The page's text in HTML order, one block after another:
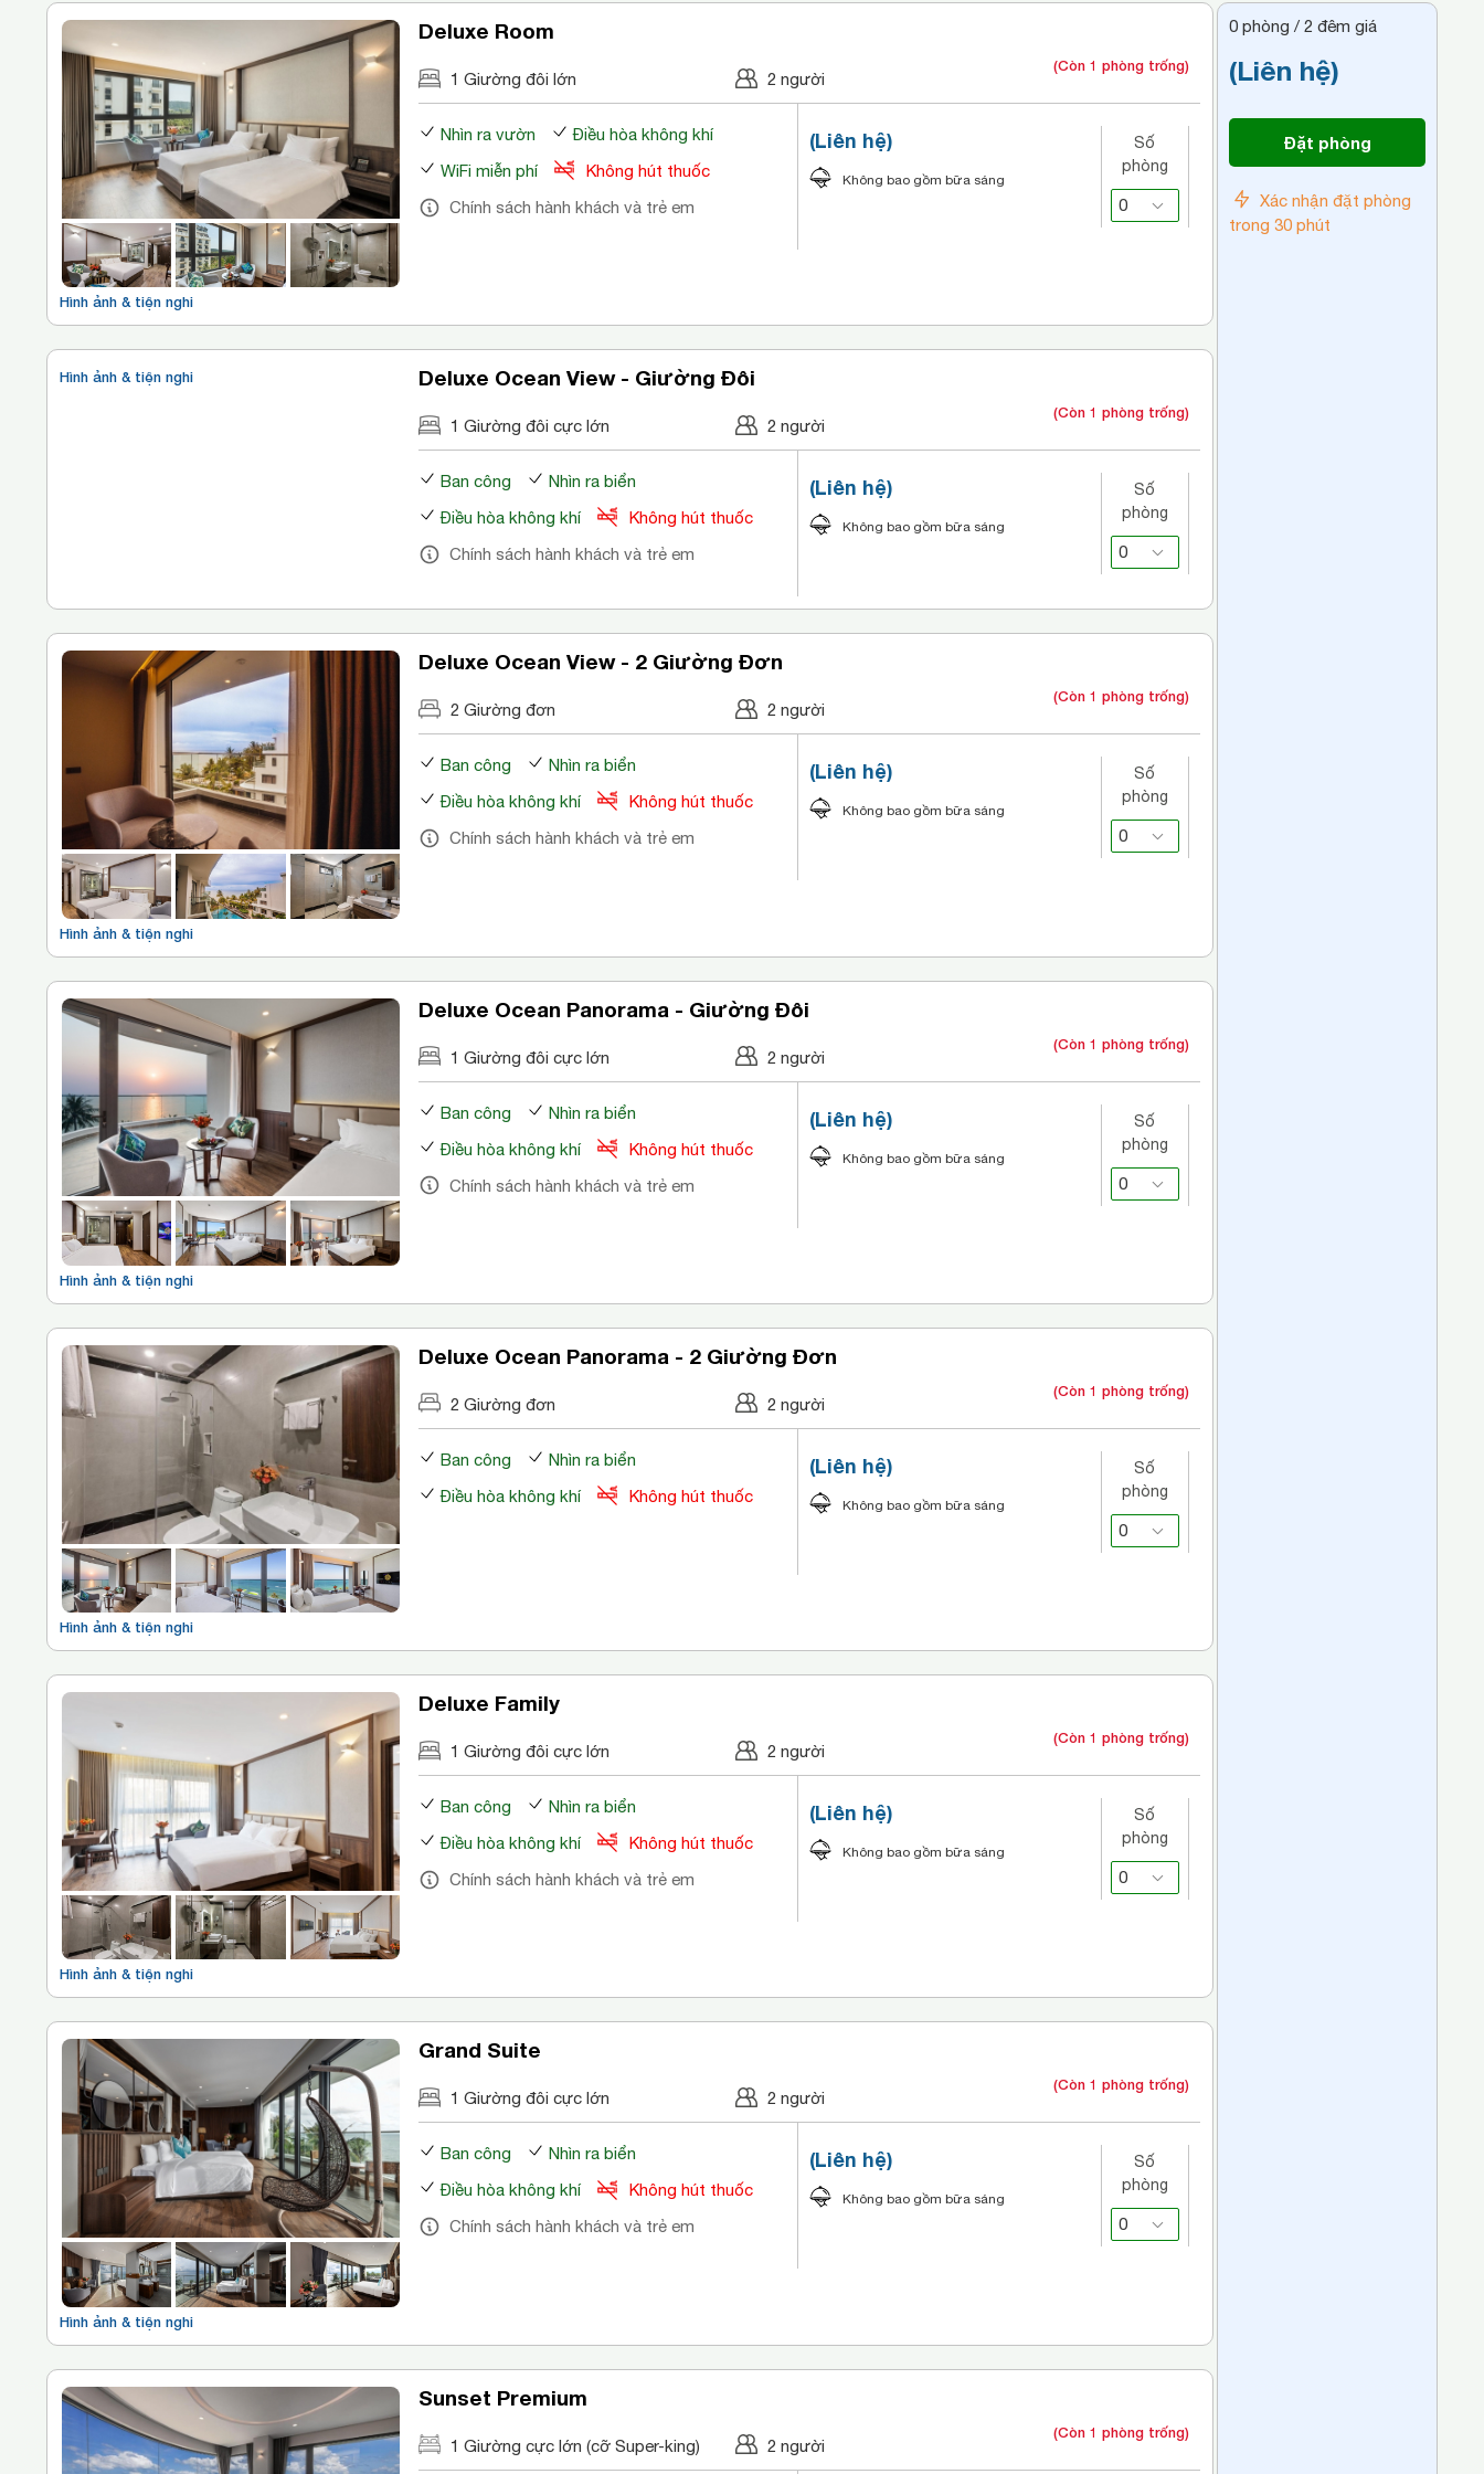
Hình ảnh & tiện nghi
Deluxe Room
1 Giường đôi lớn 2 người
(Còn 1 phòng trống)
Nhìn ra vườn
Điều hòa không khí
WiFi miễn phí
Không hút thuốc
Chính sách hành khách và trẻ em
(Liên hệ)
Không bao gồm bữa sáng
Số
phòng
Hình ảnh & tiện nghi Deluxe Ocean View - Giường Đôi
1 Giường đôi cực lớn 2 người
(Còn 1 phòng trống)
Ban công
Nhìn ra biển
Điều hòa không khí
Không hút thuốc
Chính sách hành khách và trẻ em
(Liên hệ)
Không bao gồm bữa sáng
Số
phòng
Hình ảnh & tiện nghi
Deluxe Ocean View - 2 Giường Đơn
2 Giường đơn 2 người
(Còn 1 phòng trống)
Ban công
Nhìn ra biển
Điều hòa không khí
Không hút thuốc
Chính sách hành khách và trẻ em
(Liên hệ)
Không bao gồm bữa sáng
Số
phòng
Hình ảnh & tiện nghi
Deluxe Ocean Panorama - Giường Đôi
1 Giường đôi cực lớn 2 người
(Còn 1 phòng trống)
Ban công
Nhìn ra biển
Điều hòa không khí
Không hút thuốc
Chính sách hành khách và trẻ em
(Liên hệ)
Không bao gồm bữa sáng
Số
phòng
Hình ảnh & tiện nghi
Deluxe Ocean Panorama - 2 Giường Đơn
2 Giường đơn 2 người
(Còn 1 phòng trống)
Ban công
Nhìn ra biển
Điều hòa không khí
Không hút thuốc
(Liên hệ)
Không bao gồm bữa sáng
Số
phòng
Hình ảnh & tiện nghi
Deluxe Family
1 Giường đôi cực lớn 2 người
(Còn 1 phòng trống)
Ban công
Nhìn ra biển
Điều hòa không khí
Không hút thuốc
Chính sách hành khách và trẻ em
(Liên hệ)
Không bao gồm bữa sáng
Số
phòng
Hình ảnh & tiện nghi
Grand Suite
1 Giường đôi cực lớn 2 người
(Còn 1 phòng trống)
Ban công
Nhìn ra biển
Điều hòa không khí
Không hút thuốc
Chính sách hành khách và trẻ em
(Liên hệ)
Không bao gồm bữa sáng
Số
phòng
Sunset Premium
1 Giường cực lớn (cỡ Super-king) 2 người
(Còn 1 phòng trống)
0 phòng / 2 đêm giá
(Liên hệ)
Đặt phòng
Xác nhận đặt phòng
trong 30 phút